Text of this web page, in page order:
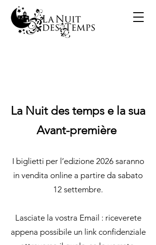
La Nuit des temps e la sua
Avant-première
I biglietti per l’edizione 2026 saranno
in vendita online a partire da sabato
12 settembre.
Lasciate la vostra Email : riceverete
appena possibile un link confidenziale